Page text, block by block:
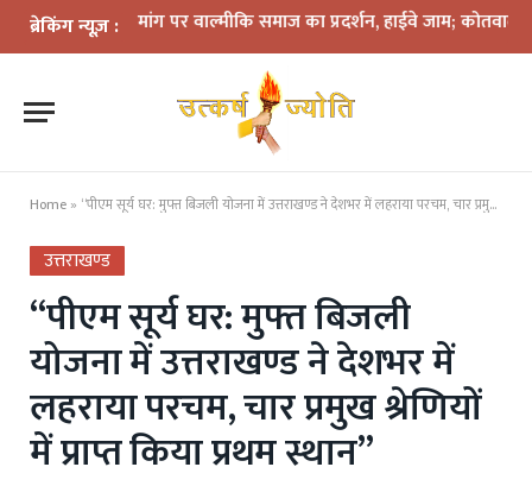
ब्रेकिंग न्यूज़ :
की मांग पर वाल्मीकि समाज का प्रदर्शन, हाईवे जाम; कोतवाली घेराव की
Home » “पीएम सूर्य घर: मुफ्त बिजली योजना में उत्तराखण्ड ने देशभर में लहराया परचम, चार प्रमुख श्रेणियों में प्राप्त किया प्रथम स्थान”
उत्तराखण्ड
“पीएम सूर्य घर: मुफ्त बिजली
योजना में उत्तराखण्ड ने देशभर में
लहराया परचम, चार प्रमुख श्रेणियों
में प्राप्त किया प्रथम स्थान”